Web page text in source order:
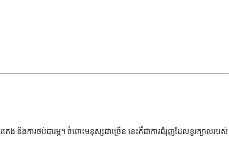
ង និងការថប់បារម្ភ។ ចំពោះមនុស្សជាច្រើន នេះគឺជាការជំរុញដែលខួរក្បាលរបស់